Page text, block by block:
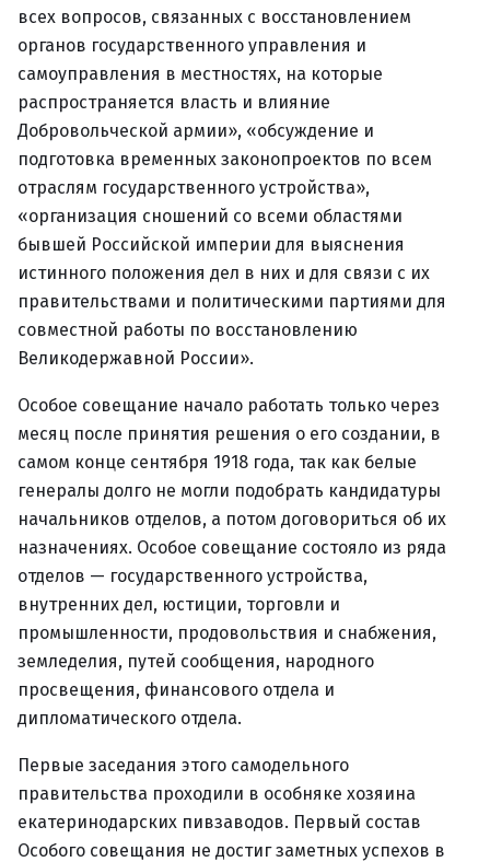
всех вопросов, связанных с восстановлением
органов государственного управления и
самоуправления в местностях, на которые
распространяется власть и влияние
Добровольческой армии», «обсуждение и
подготовка временных законопроектов по всем
отраслям государственного устройства»,
«организация сношений со всеми областями
бывшей Российской империи для выяснения
истинного положения дел в них и для связи с их
правительствами и политическими партиями для
совместной работы по восстановлению
Великодержавной России».
Особое совещание начало работать только через
месяц после принятия решения о его создании, в
самом конце сентября 1918 года, так как белые
генералы долго не могли подобрать кандидатуры
начальников отделов, а потом договориться об их
назначениях. Особое совещание состояло из ряда
отделов — государственного устройства,
внутренних дел, юстиции, торговли и
промышленности, продовольствия и снабжения,
земледелия, путей сообщения, народного
просвещения, финансового отдела и
дипломатического отдела.
Первые заседания этого самодельного
правительства проходили в особняке хозяина
екатеринодарских пивзаводов. Первый состав
Особого совещания не достиг заметных успехов в